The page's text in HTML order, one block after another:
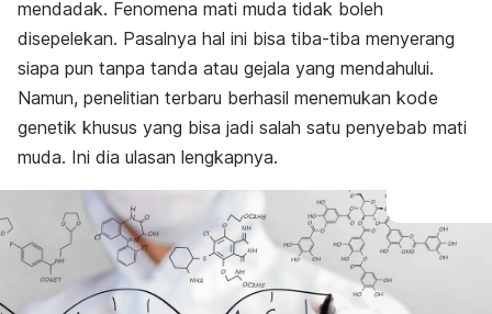
mendadak. Fenomena mati muda tidak boleh
disepelekan. Pasalnya hal ini bisa tiba-tiba menyerang
siapa pun tanpa tanda atau gejala yang mendahului.
Namun, penelitian terbaru berhasil menemukan kode
genetik khusus yang bisa jadi salah satu penyebab mati
muda. Ini dia ulasan lengkapnya.